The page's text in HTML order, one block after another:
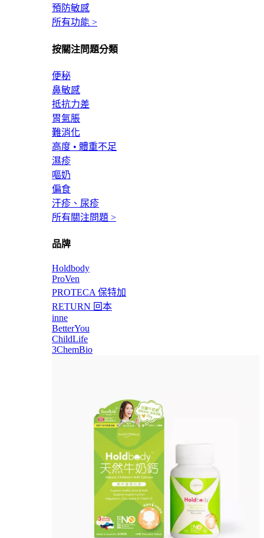
預防敏感
所有功能 >
按關注問題分類
便秘
鼻敏感
抵抗力差
胃氣脹
難消化
高度 • 體重不足
濕疹
嘔奶
偏食
汗疹、尿疹
所有關注問題 >
品牌
Holdbody
ProVen
PROTECA 保特加
RETURN 回本
inne
BetterYou
ChildLife
3ChemBio